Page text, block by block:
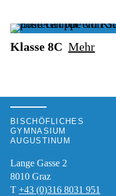
Klasse 8C Mehr
BISCHÖFLICHES
GYMNASIUM
AUGUSTINUM
Lange Gasse 2
8010 Graz
T +43 (0)316 8031 951